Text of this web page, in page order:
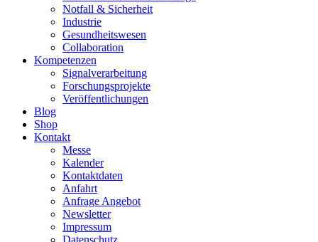
Notfall & Sicherheit
Industrie
Gesundheitswesen
Collaboration
Kompetenzen
Signalverarbeitung
Forschungsprojekte
Veröffentlichungen
Blog
Shop
Kontakt
Messe
Kalender
Kontaktdaten
Anfahrt
Anfrage Angebot
Newsletter
Impressum